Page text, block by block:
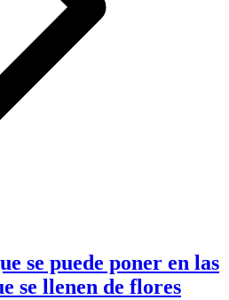
se puede poner en las
se llenen de flores